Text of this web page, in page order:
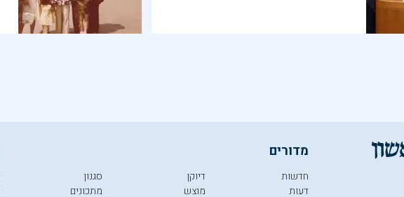
מדורים
חדשות
דעות
דיוקן
מוצש
סגנון
מתכונים